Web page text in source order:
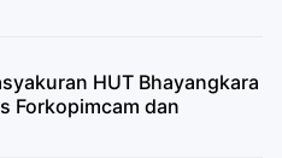
HUT Bhayangkara
Forkopimcam dan